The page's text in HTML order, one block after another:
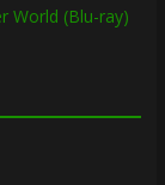
World (Blu-ray)